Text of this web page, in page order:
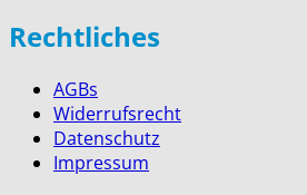
Rechtliches
AGBs
Widerrufsrecht
Datenschutz
Impressum